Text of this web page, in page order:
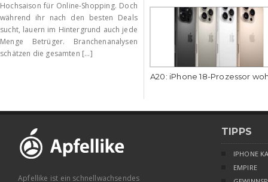
Hochsaison für Online-Shopping. Doch
während ihr nach den besten Deals
sucht, lauern im Hintergrund auch jede
Menge Betrüger. Branchenanalysen
schätzen die gesamten [...]
A20: iPhone 18-Prozessor
Apfellike ist ein schnellwachsendes
TIPPS
IPHONE
EMPIRE